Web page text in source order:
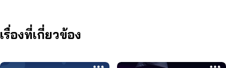
เรื่องที่เกี่ยวข้อง